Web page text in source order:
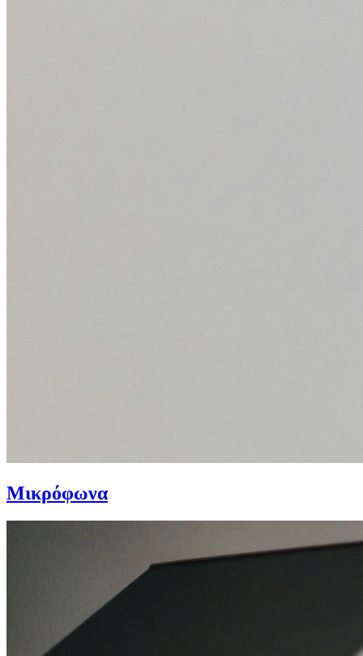
Μικρόφωνα